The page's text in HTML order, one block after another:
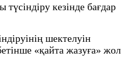
кезінде бағдар
шектелуін
«қайта жазуға» жол